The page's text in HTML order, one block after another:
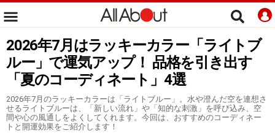
2026年7月はラッキーカラー「ライトブ
ルー」で運気アップ！ 品格を引き出す
「夏のコーディネート」4選
2026年7月のラッキーカラーは「ライトブルー」。水や澄んだ空を連想さ
せるライトブルーは、「新しい流れ」や「知的な刺激」を呼び込み、空
間や心の風通しをよくしてくれます。今回は、おすすめのコーディネー
トと開運効果をご紹介します！